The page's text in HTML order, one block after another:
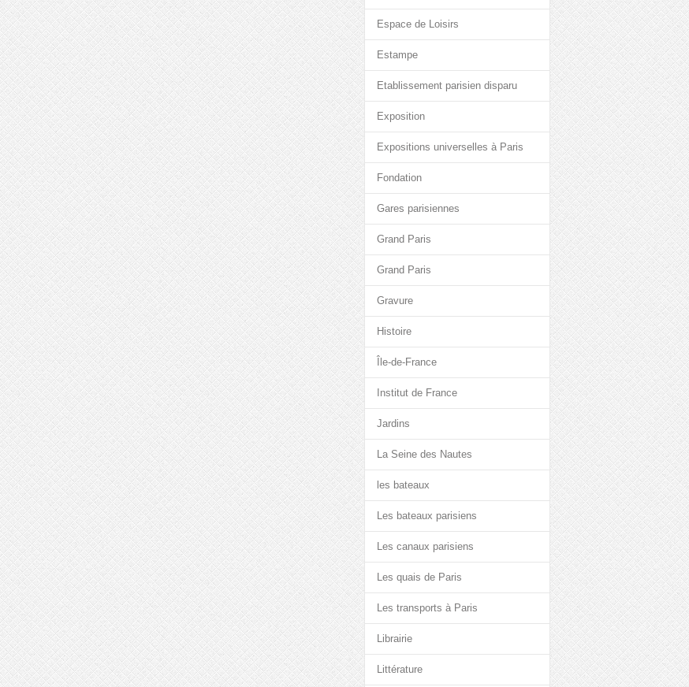
Espace de Loisirs
Estampe
Etablissement parisien disparu
Exposition
Expositions universelles à Paris
Fondation
Gares parisiennes
Grand Paris
Grand Paris
Gravure
Histoire
Île-de-France
Institut de France
Jardins
La Seine des Nautes
les bateaux
Les bateaux parisiens
Les canaux parisiens
Les quais de Paris
Les transports à Paris
Librairie
Littérature